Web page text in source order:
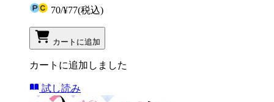
70/¥77(税込)
カートに追加
カートに追加しました
試し読み